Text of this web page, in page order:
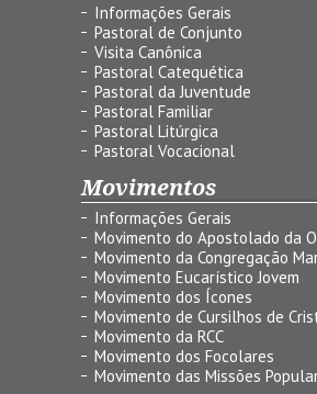
Informações Gerais
Pastoral de Conjunto
Visita Canônica
Pastoral Catequética
Pastoral da Juventude
Pastoral Familiar
Pastoral Litúrgica
Pastoral Vocacional
Movimentos
Informações Gerais
Movimento do Apostolado da
Movimento da Congregação
Movimento Eucarístico Jovem
Movimento dos Ícones
Movimento de Cursilhos de
Movimento da RCC
Movimento dos Focolares
Movimento das Missões